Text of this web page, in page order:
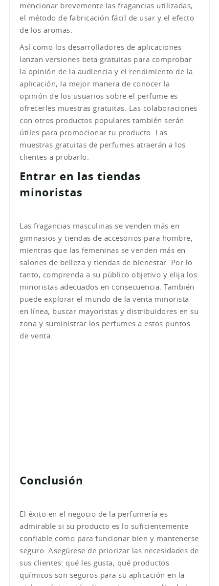
mencionar brevemente las fragancias utilizadas,
el método de fabricación fácil de usar y el efecto
de los aromas.
Así como los desarrolladores de aplicaciones
lanzan versiones beta gratuitas para comprobar
la opinión de la audiencia y el rendimiento de la
aplicación, la mejor manera de conocer la
opinión de los usuarios sobre el perfume es
ofrecerles muestras gratuitas. Las colaboraciones
con otros productos populares también serán
útiles para promocionar tu producto. Las
muestras gratuitas de perfumes atraerán a los
clientes a probarlo.
Entrar en las tiendas
minoristas
Las fragancias masculinas se venden más en
gimnasios y tiendas de accesorios para hombre,
mientras que las femeninas se venden más en
salones de belleza y tiendas de bienestar. Por lo
tanto, comprenda a su público objetivo y elija los
minoristas adecuados en consecuencia. También
puede explorar el mundo de la venta minorista
en línea, buscar mayoristas y distribuidores en su
zona y suministrar los perfumes a estos puntos
de venta.
Conclusión
El éxito en el negocio de la perfumería es
admirable si su producto es lo suficientemente
confiable como para funcionar bien y mantenerse
seguro. Asegúrese de priorizar las necesidades de
sus clientes: qué les gusta, qué productos
químicos son seguros para su aplicación en la